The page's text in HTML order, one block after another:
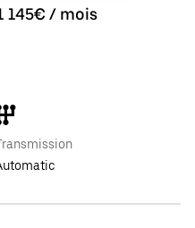
145€ / mois